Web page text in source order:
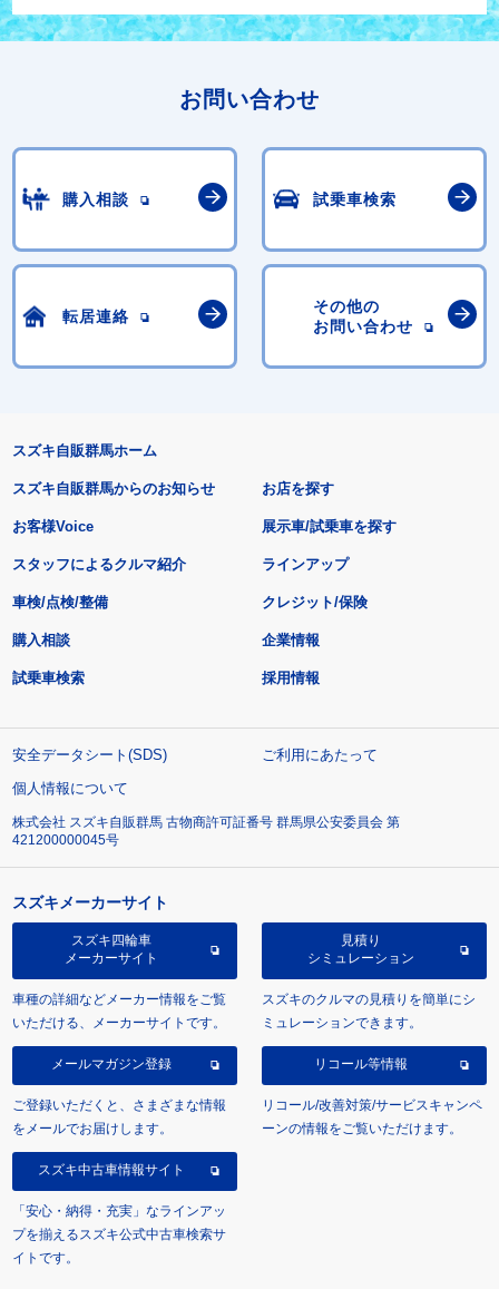
お問い合わせ
購入相談 試乗車検索
転居連絡
その他の
お問い合わせ
スズキ自販群馬ホーム
スズキ自販群馬からのお知らせ
お客様Voice
スタッフによるクルマ紹介
お店を探す
展示車/試乗車を探す
ラインアップ
車検/点検/整備 クレジット/保険
購入相談
試乗車検索
企業情報
採用情報
安全データシート(SDS)
ご利用にあたって
個人情報について
株式会社 スズキ自販群馬 古物商許可証番号 群馬県公安委員会 第
421200000045号
スズキメーカーサイト
スズキ四輪車
メーカーサイト
車種の詳細などメーカー情報をご覧
いただける、メーカーサイトです。
見積り
シミュレーション
スズキのクルマの見積りを簡単にシ
ミュレーションできます。
メールマガジン登録
ご登録いただくと、さまざまな情報
をメールでお届けします。
リコール等情報
リコール/改善対策/サービスキャンペ
ーンの情報をご覧いただけます。
スズキ中古車情報サイト
「安心・納得・充実」なラインアッ
プを揃えるスズキ公式中古車検索サ
イトです。